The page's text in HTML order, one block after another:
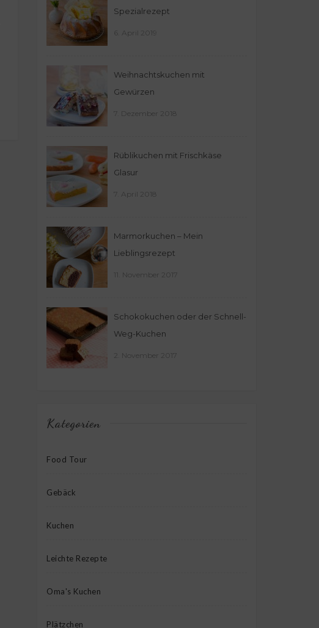
Spezialrezept
6. April 2019
Weihnachtskuchen mit
Gewürzen
7. Dezember 2018
Rüblikuchen mit Frischkäse
Glasur
7. April 2018
Marmorkuchen – Mein
Lieblingsrezept
11. November 2017
Schokokuchen oder der Schnell-
Weg-Kuchen
2. November 2017
Kategorien
Food Tour
Gebäck
Kuchen
Leichte Rezepte
Oma's Kuchen
Plätzchen